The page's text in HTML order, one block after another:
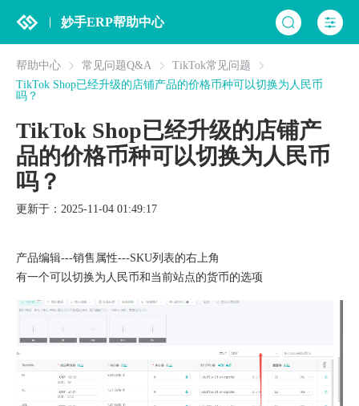
妙手ERP帮助中心
帮助中心 常见问题Q&A
TikTok常见问题
TikTok Shop已经升级的店铺产品的价格币种可以切换为人民币
吗？
TikTok Shop已经升级的店铺产
品的价格币种可以切换为人民币
吗？
更新于：2025-11-04 01:49:17
产品编辑---销售属性---SKU列表的右上角
有一个可以切换为人民币和当前站点的货币的选项